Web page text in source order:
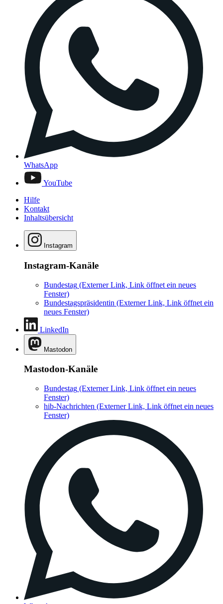
WhatsApp
YouTube
Hilfe
Kontakt
Inhaltsübersicht
Instagram
Instagram-Kanäle
Bundestag (Externer Link, Link öffnet ein neues
Fenster)
Bundestagspräsidentin (Externer Link, Link öffnet ein
neues Fenster)
LinkedIn
Mastodon
Mastodon-Kanäle
Bundestag (Externer Link, Link öffnet ein neues
Fenster)
hib-Nachrichten (Externer Link, Link öffnet ein neues
Fenster)